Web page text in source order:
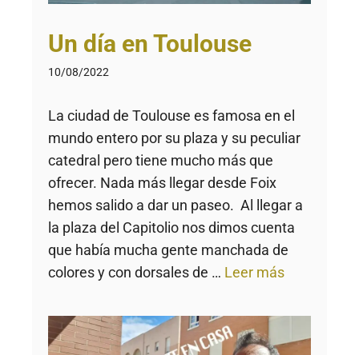
Un día en Toulouse
10/08/2022
La ciudad de Toulouse es famosa en el
mundo entero por su plaza y su peculiar
catedral pero tiene mucho más que
ofrecer. Nada más llegar desde Foix
hemos salido a dar un paseo. Al llegar a
la plaza del Capitolio nos dimos cuenta
que había mucha gente manchada de
colores y con dorsales de … Leer más